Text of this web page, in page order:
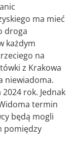
ma mieć
droga
każdym
na
z Krakowa
niewiadoma.
rok. Jednak
termin
będą mogli
pomiędzy